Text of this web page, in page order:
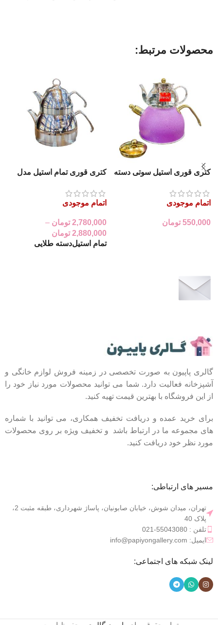
محصولات مرتبط:
کتری قوری استیل سوتی دسته
اتمام موجودی
550,000 تومان
کتری قوری تمام استیل مدل
اتمام موجودی
2,780,000 تومان –
2,880,000 تومان
تمام استیلدسته طلایی
گالری پاپیون به صورت تخصصی در زمینه فروش لوازم خانگی و
آشپزخانه فعالیت دارد. شما می توانید محصولات مورد نیاز خود را
از این فروشگاه با بهترین قیمت تهیه کنید.
برای خرید عمده و دریافت تخفیف همکاری، می توانید با شماره
های مجموعه ما در ارتباط باشد و تخفیف ویژه بر روی محصولات
مورد نظر خود دریافت کنید.
مسیر های ارتباطی:
تهران، میدان شوش، خیابان صابونیان، پاساژ شهرداری، طبقه مثبت 2،
پلاک 40
تلفن : 55043080-021
ایمیل: info@papiyongallery.com
لینک شبکه های اجتماعی: